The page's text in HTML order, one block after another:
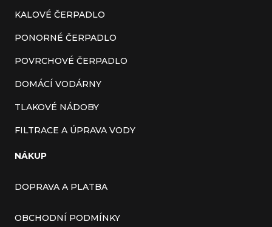
KALOVÉ ČERPADLO
PONORNÉ ČERPADLO
POVRCHOVÉ ČERPADLO
DOMÁCÍ VODÁRNY
TLAKOVÉ NÁDOBY
FILTRACE A ÚPRAVA VODY
NÁKUP
DOPRAVA A PLATBA
OBCHODNÍ PODMÍNKY